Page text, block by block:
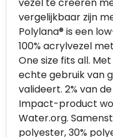
vergelijkbaar zijn
Polylana® is een
100% acrylvezel
One size fits all.
echte gebruik van
valideert. 2% van
Impact-product
Water.org.
polyester, 30%